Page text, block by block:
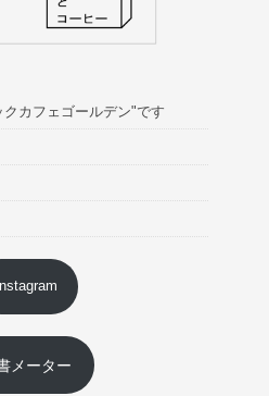
クカフェゴールデン"です
Instagram
メーター